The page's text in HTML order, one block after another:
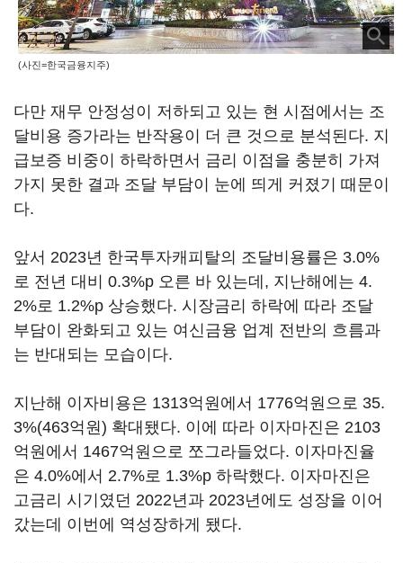
(사진=한국금융지주)
다만 재무 안정성이 저하되고 있는 현 시점에서는 조
달비용 증가라는 반작용이 더 큰 것으로 분석된다. 지
급보증 비중이 하락하면서 금리 이점을 충분히 가져
가지 못한 결과 조달 부담이 눈에 띄게 커졌기 때문이
다.
앞서 2023년 한국투자캐피탈의 조달비용률은 3.0%
로 전년 대비 0.3%p 오른 바 있는데, 지난해에는 4.
2%로 1.2%p 상승했다. 시장금리 하락에 따라 조달
부담이 완화되고 있는 여신금융 업계 전반의 흐름과
는 반대되는 모습이다.
지난해 이자비용은 1313억원에서 1776억원으로 35.
3%(463억원) 확대됐다. 이에 따라 이자마진은 2103
억원에서 1467억원으로 쪼그라들었다. 이자마진율
은 4.0%에서 2.7%로 1.3%p 하락했다. 이자마진은
고금리 시기였던 2022년과 2023년에도 성장을 이어
갔는데 이번에 역성장하게 됐다.